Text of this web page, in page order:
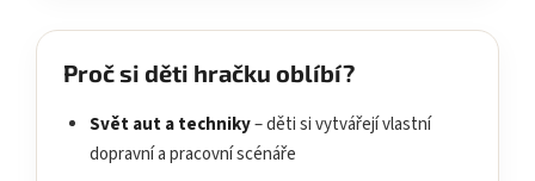
Proč si děti hračku oblíbí?
Svět aut a techniky– děti si vytvářejí vlastní
dopravní a pracovní scénáře